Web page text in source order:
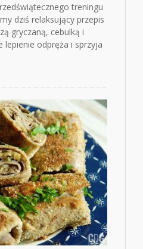
treningu
dziś relaksujący przepis
gryczaną, cebulką i
odpręża i sprzyja